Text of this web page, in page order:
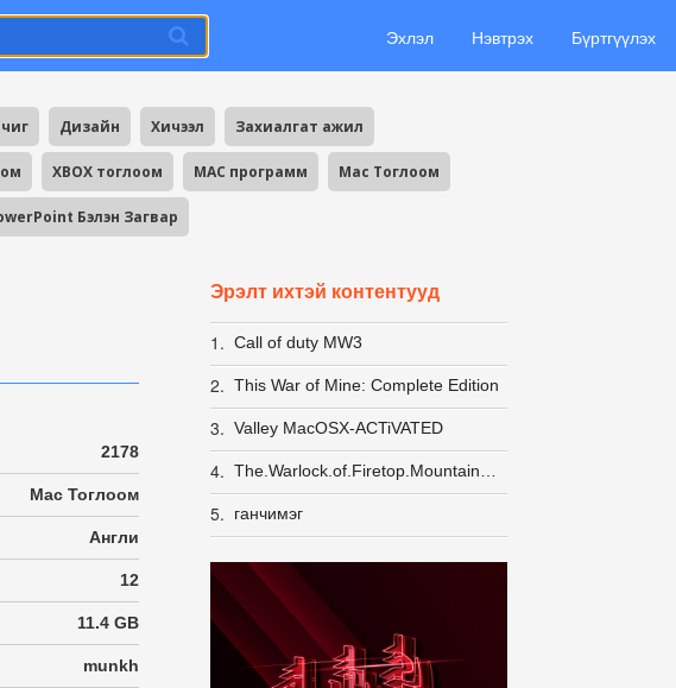
Эхлэл Нэвтрэх Бүртгүүлэх
Дизайн Хичээл Захиалгат ажил
XBOX тоглоом MAC программ Mac Тоглоом
Бэлэн Загвар
2178
Mac Тоглоом
Англи
12
11.4 GB
munkh
Эрэлт ихтэй контентууд
1. Call of duty MW3
2. This War of Mine: Complete Edition
3. Valley MacOSX-ACTiVATED
4.
5. ганчимэг